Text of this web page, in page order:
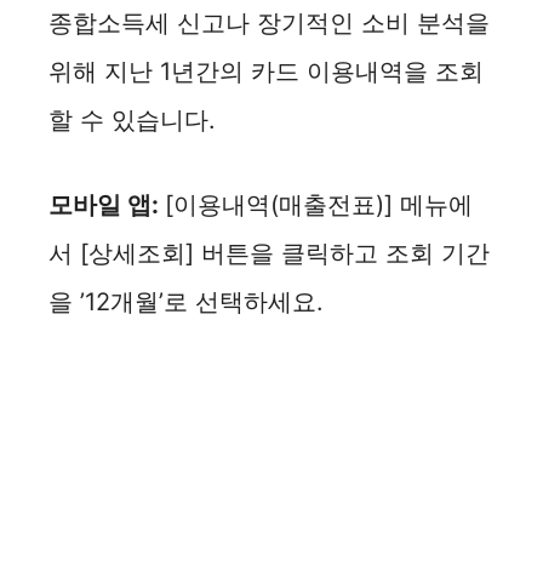
종합소득세 신고나 장기적인 소비 분석을
위해 지난 1년간의 카드 이용내역을 조회
할 수 있습니다.
모바일 앱: [이용내역(매출전표)] 메뉴에
서 [상세조회] 버튼을 클릭하고 조회 기간
을 ’12개월’로 선택하세요.